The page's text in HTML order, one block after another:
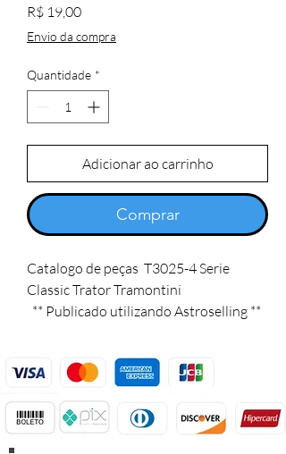
R$ 19,00Preço
Envio da compra
Quantidade *
Adicionar ao carrinho
Comprar
Catalogo de peças  T3025-4 Serie
Classic Trator Tramontini
** Publicado utilizando Astroselling **